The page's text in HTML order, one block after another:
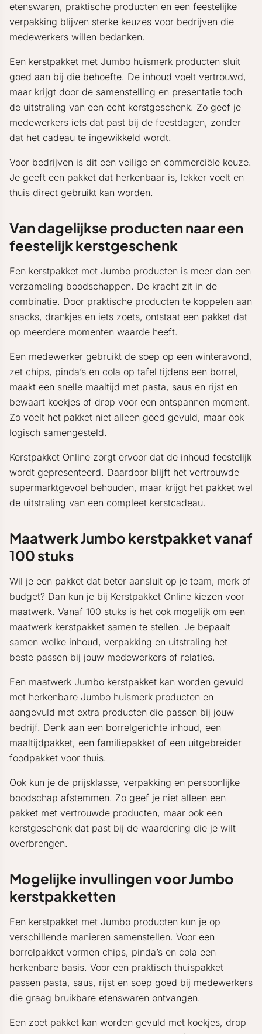
etenswaren, praktische producten en een feestelijke
verpakking blijven sterke keuzes voor bedrijven die
medewerkers willen bedanken.
Een kerstpakket met Jumbo huismerk producten sluit
goed aan bij die behoefte. De inhoud voelt vertrouwd,
maar krijgt door de samenstelling en presentatie toch
de uitstraling van een echt kerstgeschenk. Zo geef je
medewerkers iets dat past bij de feestdagen, zonder
dat het cadeau te ingewikkeld wordt.
Voor bedrijven is dit een veilige en commerciële keuze.
Je geeft een pakket dat herkenbaar is, lekker voelt en
thuis direct gebruikt kan worden.
Van dagelijkse producten naar een
feestelijk kerstgeschenk
Een kerstpakket met Jumbo producten is meer dan een
verzameling boodschappen. De kracht zit in de
combinatie. Door praktische producten te koppelen aan
snacks, drankjes en iets zoets, ontstaat een pakket dat
op meerdere momenten waarde heeft.
Een medewerker gebruikt de soep op een winteravond,
zet chips, pinda’s en cola op tafel tijdens een borrel,
maakt een snelle maaltijd met pasta, saus en rijst en
bewaart koekjes of drop voor een ontspannen moment.
Zo voelt het pakket niet alleen goed gevuld, maar ook
logisch samengesteld.
Kerstpakket Online zorgt ervoor dat de inhoud feestelijk
wordt gepresenteerd. Daardoor blijft het vertrouwde
supermarktgevoel behouden, maar krijgt het pakket wel
de uitstraling van een compleet kerstcadeau.
Maatwerk Jumbo kerstpakket vanaf
100 stuks
Wil je een pakket dat beter aansluit op je team, merk of
budget? Dan kun je bij Kerstpakket Online kiezen voor
maatwerk. Vanaf 100 stuks is het ook mogelijk om een
maatwerk kerstpakket samen te stellen. Je bepaalt
samen welke inhoud, verpakking en uitstraling het
beste passen bij jouw medewerkers of relaties.
Een maatwerk Jumbo kerstpakket kan worden gevuld
met herkenbare Jumbo huismerk producten en
aangevuld met extra producten die passen bij jouw
bedrijf. Denk aan een borrelgerichte inhoud, een
maaltijdpakket, een familiepakket of een uitgebreider
foodpakket voor thuis.
Ook kun je de prijsklasse, verpakking en persoonlijke
boodschap afstemmen. Zo geef je niet alleen een
pakket met vertrouwde producten, maar ook een
kerstgeschenk dat past bij de waardering die je wilt
overbrengen.
Mogelijke invullingen voor Jumbo
kerstpakketten
Een kerstpakket met Jumbo producten kun je op
verschillende manieren samenstellen. Voor een
borrelpakket vormen chips, pinda’s en cola een
herkenbare basis. Voor een praktisch thuispakket
passen pasta, saus, rijst en soep goed bij medewerkers
die graag bruikbare etenswaren ontvangen.
Een zoet pakket kan worden gevuld met koekjes, drop